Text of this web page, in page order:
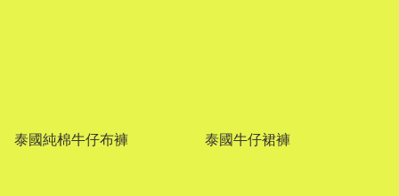
泰國純棉牛仔布褲 泰國牛仔裙褲